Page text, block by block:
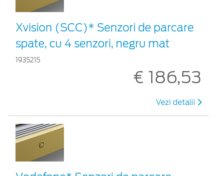
Xvision (SCC)* Senzori de parcare
spate, cu 4 senzori, negru mat
1935215
€ 186,53
Vezi detalii